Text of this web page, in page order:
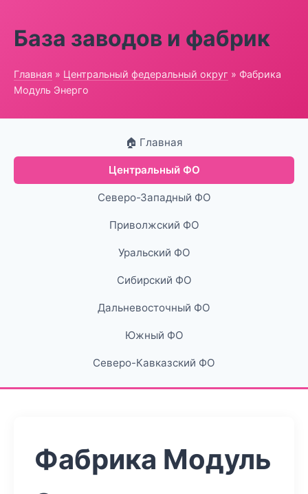
База заводов и фабрик
Главная » Центральный федеральный округ » Фабрика
Модуль Энерго
🏠 Главная
Центральный ФО
Северо-Западный ФО
Приволжский ФО
Уральский ФО
Сибирский ФО
Дальневосточный ФО
Южный ФО
Северо-Кавказский ФО
Фабрика Модуль